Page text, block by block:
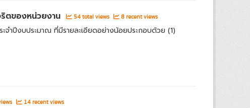
ริตของหน่วยงาน 54 total views 8 recent views
จำปีงบประมาณ ที่มีรายละเอียดอย่างน้อยประกอบด้วย (1)
14 recent views